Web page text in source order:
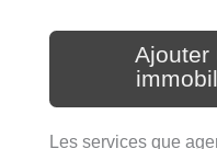
Ajouter
Les services que